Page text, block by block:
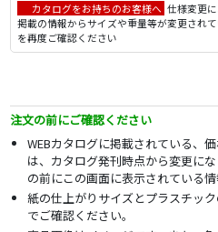
カタログをお持ちのお客様へ 仕様変更
掲載の情報からサイズや重量等が変更され
を再度ご確認ください
注文の前にご確認ください
WEBカタログに掲載されている、
は、カタログ発刊時点から変更に
の前にこの画面に表示されている情
紙の仕上がりサイズとプラスチッ
でご確認ください。